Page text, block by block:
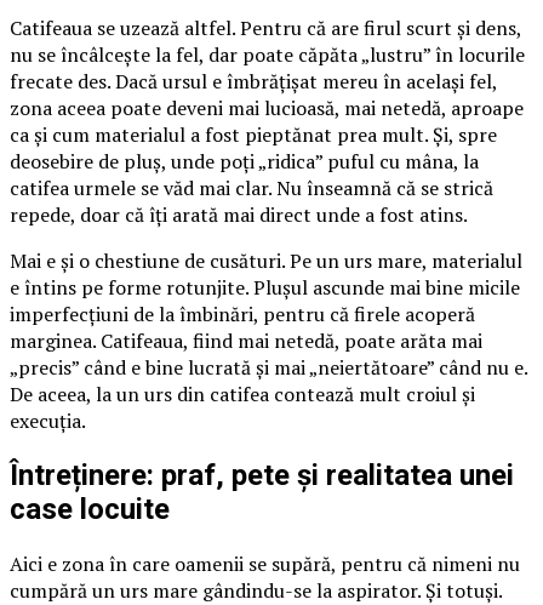
Catifeaua se uzează altfel. Pentru că are firul scurt și dens,
nu se încâlcește la fel, dar poate căpăta „lustru” în locurile
frecate des. Dacă ursul e îmbrățișat mereu în același fel,
zona aceea poate deveni mai lucioasă, mai netedă, aproape
ca și cum materialul a fost pieptănat prea mult. Și, spre
deosebire de pluș, unde poți „ridica” puful cu mâna, la
catifea urmele se văd mai clar. Nu înseamnă că se strică
repede, doar că îți arată mai direct unde a fost atins.
Mai e și o chestiune de cusături. Pe un urs mare, materialul
e întins pe forme rotunjite. Plușul ascunde mai bine micile
imperfecțiuni de la îmbinări, pentru că firele acoperă
marginea. Catifeaua, fiind mai netedă, poate arăta mai
„precis” când e bine lucrată și mai „neiertătoare” când nu e.
De aceea, la un urs din catifea contează mult croiul și
execuția.
Întreținere: praf, pete și realitatea unei
case locuite
Aici e zona în care oamenii se supără, pentru că nimeni nu
cumpără un urs mare gândindu-se la aspirator. Și totuși.